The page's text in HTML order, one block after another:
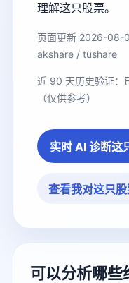
理解这只股票。
页面更新 2026-08-
akshare / tushare
近 90 天历史验证：
（仅供参考）
实时 AI 诊断这
查看我对这只
可以分析哪些